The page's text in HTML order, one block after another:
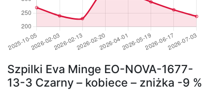
Szpilki Eva Minge EO-NOVA-1677-
13-3 Czarny – kobiece – zniżka -9 %